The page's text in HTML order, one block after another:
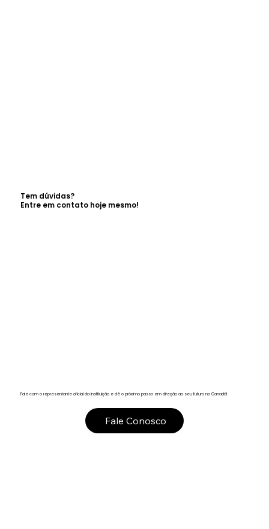
Tem dúvidas?
Entre em contato hoje mesmo!
Fale com o representante oficial da instituição e dê o próximo passo em direção ao seu futuro no Canadá!
Fale Conosco